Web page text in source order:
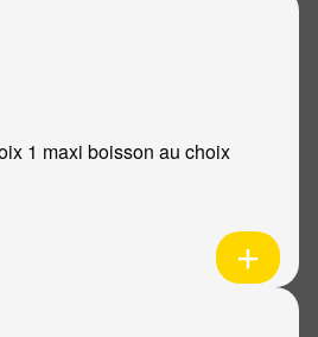
1 maxi boisson au choix